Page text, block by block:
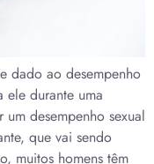
dado ao desempenho
ele durante uma
desempenho sexual
que vai sendo
muitos homens têm